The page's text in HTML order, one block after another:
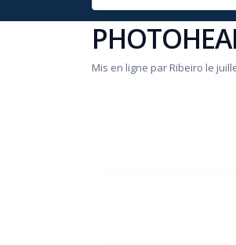
Mis en ligne par Ribeiro le